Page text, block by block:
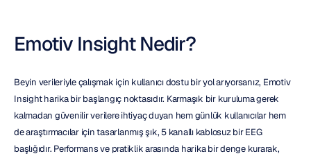
Emotiv Insight Nedir?
Beyin verileriyle çalışmak için kullanıcı dostu bir yol arıyorsanız, Emotiv
Insight harika bir başlangıç noktasıdır. Karmaşık bir kuruluma gerek
kalmadan güvenilir verilere ihtiyaç duyan hem günlük kullanıcılar hem
de araştırmacılar için tasarlanmış şık, 5 kanallı kablosuz bir EEG
başlığıdır. Performans ve pratiklik arasında harika bir denge kurarak,